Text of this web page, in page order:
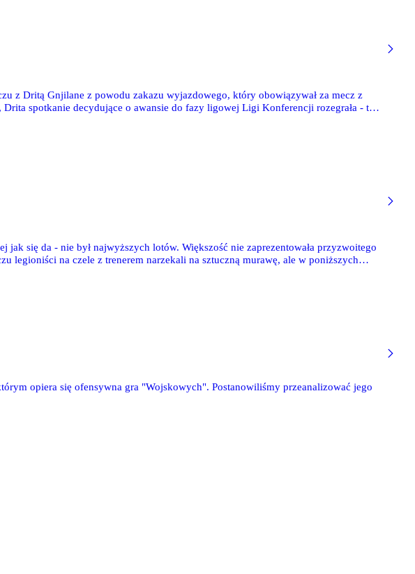
z Dritą Gnjilane z powodu zakazu wyjazdowego, który obowiązywał za mecz z
spotkanie decydujące o awansie do fazy ligowej Ligi Konferencji rozegrała - tak
przyzwoitego
legioniści na czele z trenerem narzekali na sztuczną murawę, ale w poniższych
opiera się ofensywna gra "Wojskowych". Postanowiliśmy przeanalizować jego